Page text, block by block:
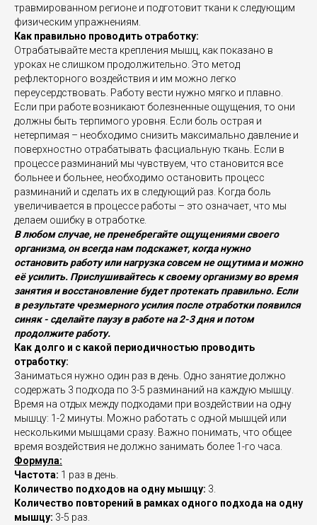
травмированном регионе и подготовит ткани к следующим
физическим упражнениям.
Как правильно проводить отработку:
Отрабатывайте места крепления мышц, как показано в
уроках не слишком продолжительно. Это метод
рефлекторного воздействия и им можно легко
переусердствовать. Работу вести нужно мягко и плавно.
Если при работе возникают болезненные ощущения, то они
должны быть терпимого уровня. Если боль острая и
нетерпимая – необходимо снизить максимально давление и
поверхностно отрабатывать фасциальную ткань. Если в
процессе разминаний мы чувствуем, что становится все
больнее и больнее, необходимо остановить процесс
разминаний и сделать их в следующий раз. Когда боль
увеличивается в процессе работы – это означает, что мы
делаем ошибку в отработке.
В любом случае, не пренебрегайте ощущениями своего
организма, он всегда нам подскажет, когда нужно
остановить работу или нагрузка совсем не ощутима и можно
её усилить. Прислушивайтесь к своему организму во время
занятия и восстановление будет протекать правильно. Если
в результате чрезмерного усилия после отработки появился
синяк - сделайте паузу в работе на 2-3 дня и потом
продолжите работу.
Как долго и с какой периодичностью проводить
отработку:
Заниматься нужно один раз в день. Одно занятие должно
содержать 3 подхода по 3-5 разминаний на каждую мышцу.
Время на отдых между подходами при воздействии на одну
мышцу: 1-2 минуты. Можно работать с одной мышцей или
несколькими мышцами сразу. Важно понимать, что общее
время воздействия не должно занимать более 1-го часа.
Формула:
Частота: 1 раз в день.
Количество подходов на одну мышцу: 3.
Количество повторений в рамках одного подхода на одну
мышцу: 3-5 раз.